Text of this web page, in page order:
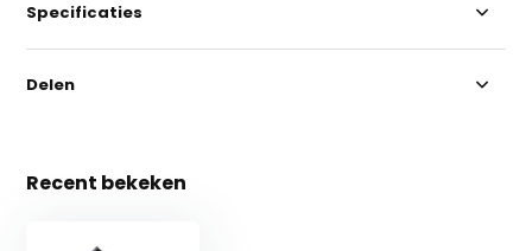
Specificaties
Delen
Recent bekeken